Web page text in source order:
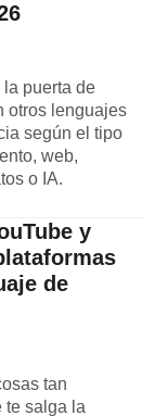
puerta de
otros lenguajes
según el tipo
web,
o IA.
y
de
tan
te salga la